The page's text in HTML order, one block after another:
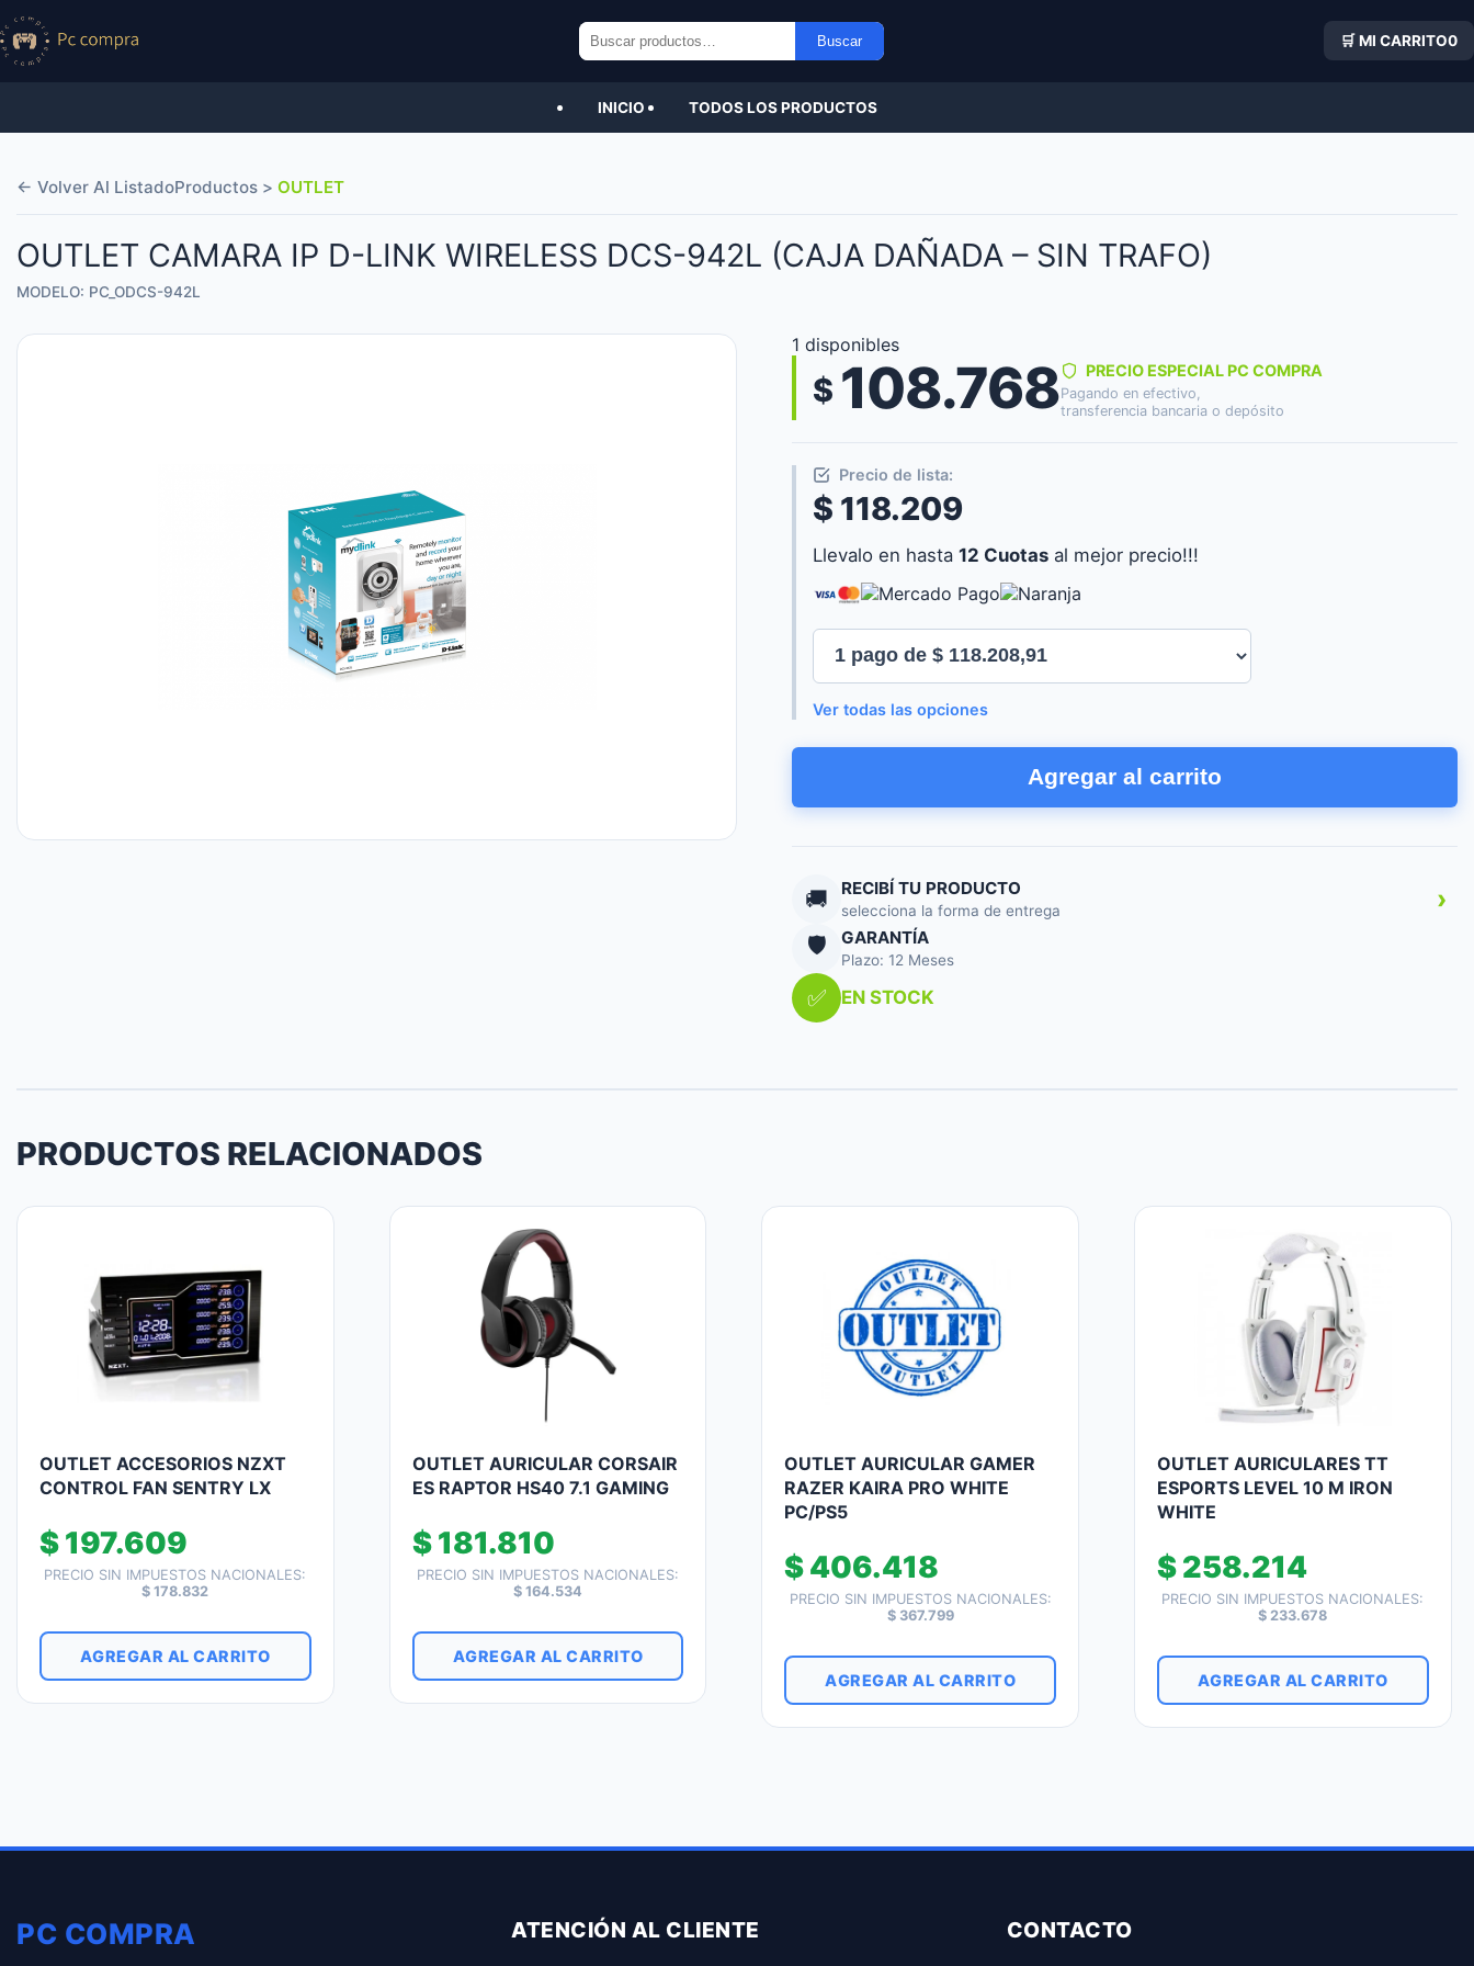
Buscar
por:
Buscar 🛒 MI CARRITO0
INICIO TODOS LOS PRODUCTOS
← Volver Al ListadoProductos > OUTLET
OUTLET CAMARA IP D-LINK WIRELESS DCS-942L (CAJA DAÑADA – SIN TRAFO)
MODELO: PC_ODCS-942L
1 disponibles
$ 108.768 PRECIO ESPECIAL PC COMPRA
Pagando en efectivo,
transferencia bancaria o depósito
Precio de lista:
$ 118.209
Llevalo en hasta 12 Cuotas al mejor precio!!!
Ver todas las opciones
OUTLET
IP
DCS-
942L
(CAJA
DAÑADA
-
SIN
TRAFO)
Agregar al carrito
🚚 RECIBÍ TU PRODUCTO
selecciona la forma de entrega ›
🛡️ GARANTÍA
Plazo: 12 Meses
✅ EN STOCK
PRODUCTOS RELACIONADOS
OUTLET ACCESORIOS NZXT
CONTROL FAN SENTRY LX
$197.609
PRECIO SIN IMPUESTOS NACIONALES:
$ 178.832
AGREGAR AL CARRITO
OUTLET AURICULAR CORSAIR
ES RAPTOR HS40 7.1 GAMING
$181.810
PRECIO SIN IMPUESTOS NACIONALES:
$ 164.534
AGREGAR AL CARRITO
OUTLET AURICULAR GAMER
RAZER KAIRA PRO WHITE
PC/PS5
$406.418
PRECIO SIN IMPUESTOS NACIONALES:
$367.799
AGREGAR AL CARRITO
OUTLET AURICULARES TT
ESPORTS LEVEL 10 M IRON
WHITE
$258.214
PRECIO SIN IMPUESTOS NACIONALES:
$ 233.678
AGREGAR AL CARRITO
PC COMPRA ATENCIÓN AL CLIENTE CONTACTO